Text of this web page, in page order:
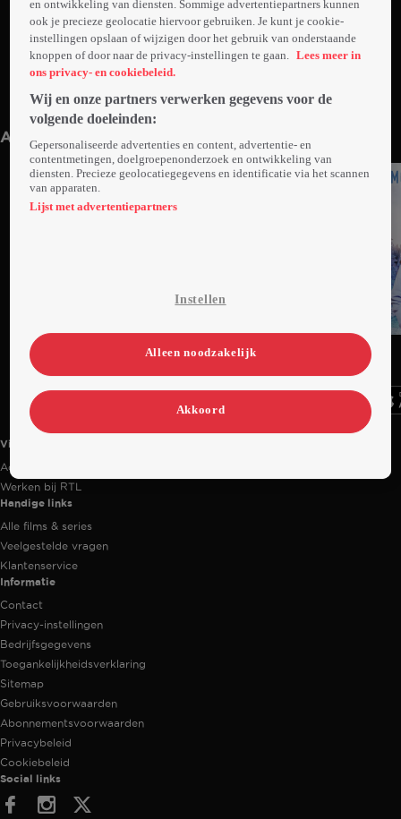
Trailer: Hearts of Winter
Anderen kijken ook
Trailer
naar
programma
Trailer
Videoland useful links.
Videoland
Actiecode
Werken bij RTL
Handige links
Alle films & series
Veelgestelde vragen
Klantenservice
Informatie
Contact
Privacy-instellingen
Bedrijfsgegevens
Toegankelijkheidsverklaring
Sitemap
Gebruiksvoorwaarden
Abonnementsvoorwaarden
Privacybeleid
Cookiebeleid
Social links
FacebookInstagram
en ontwikkeling van diensten. Sommige advertentiepartners kunnen
ook je precieze geolocatie hiervoor gebruiken. Je kunt je cookie-
instellingen opslaan of wijzigen door het gebruik van onderstaande
knoppen of door naar de privacy-instellingen te gaan.
Lees meer in
ons privacy- en cookiebeleid.
Wij en onze partners verwerken gegevens voor de
volgende doeleinden:
Gepersonaliseerde advertenties en content, advertentie- en
contentmetingen, doelgroepenonderzoek en ontwikkeling van
diensten. Precieze geolocatiegegevens en identificatie via het scannen
van apparaten.
Lijst met advertentiepartners
Instellen
Alleen noodzakelijk
Akkoord